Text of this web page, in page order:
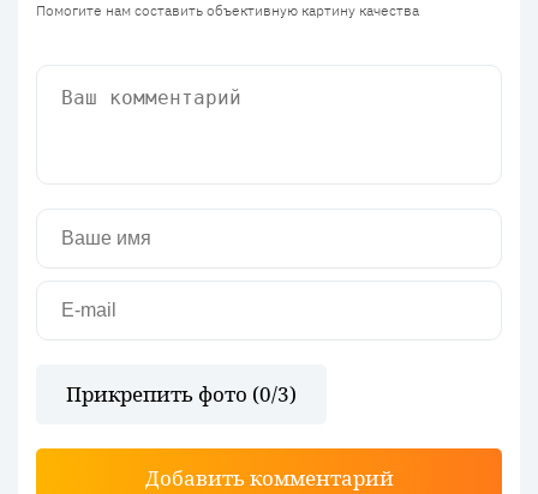
Помогите нам составить объективную картину качества
Прикрепить фото (0/3)
Добавить комментарий